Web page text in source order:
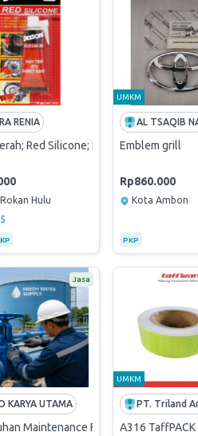
RENIA
Red Silicone; Kemasan 70 Gram;
Hulu
5
UMKM
AL TSAQIB
Emblem grill
Rp860.000
Kota Ambon
PKP
Pipeline
Jasa
KARYA UTAMA
Maintenance Fresh Water Supply
UMKM
A316